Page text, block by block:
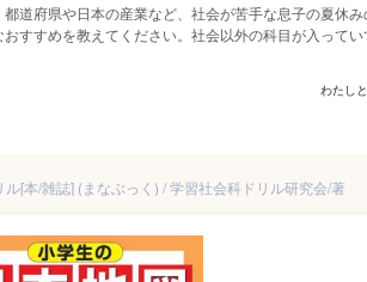
道府県や日本の産業など、社会が苦手な息子の夏休
すすめを教えてください。社会以外の科目が入って
わたし
[本/雑誌] (まなぶっく) / 学習社会科ドリル研究会/著